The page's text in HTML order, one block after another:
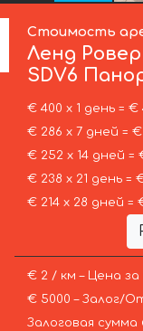
Стоимость
Ленд Ровер
SDV6
€ 400 х 1 день =
€ 286 х 7 дней =
€ 252 х 14 дней =
€ 238 х 21 день =
€ 214 х 28 дней =
€ 2 / км – Цена
€ 5000 – Залог/
Залоговая